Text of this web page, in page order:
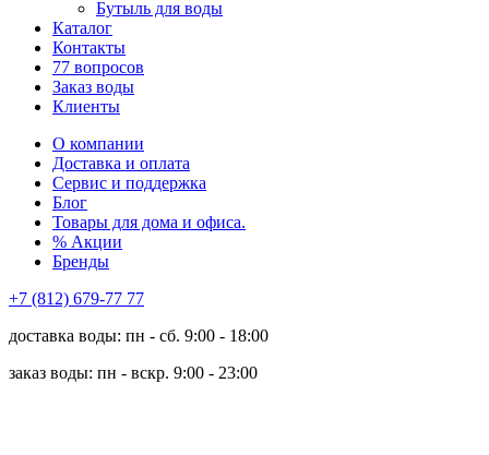
Бутыль для воды
Каталог
Контакты
77 вопросов
Заказ воды
Клиенты
О компании
Доставка и оплата
Сервис и поддержка
Блог
Товары для дома и офиса.
% Акции
Бренды
+7 (812) 679-77 77
доставка воды: пн - сб. 9:00 - 18:00
заказ воды: пн - вскр. 9:00 - 23:00